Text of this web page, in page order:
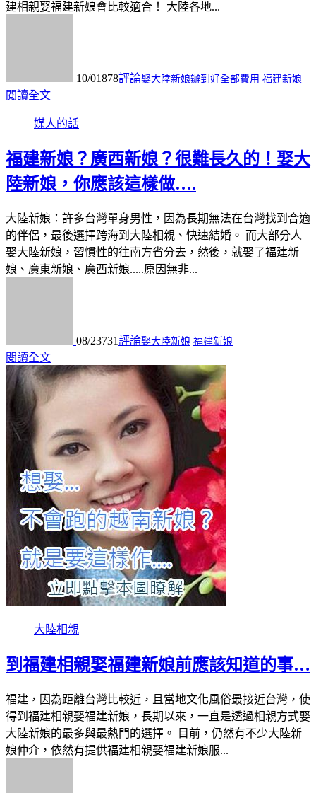
建相親娶福建新娘會比較適合！ 大陸各地...
10/01878評論娶大陸新娘辦到好全部費用 福建新娘
閱讀全文
媒人的話
福建新娘？廣西新娘？很難長久的！娶大
陸新娘，你應該這樣做….
大陸新娘：許多台灣單身男性，因為長期無法在台灣找到合適
的伴侶，最後選擇跨海到大陸相親、快速結婚。 而大部分人
娶大陸新娘，習慣性的往南方省分去，然後，就娶了福建新
娘、廣東新娘、廣西新娘.....原因無非...
08/23731評論娶大陸新娘 福建新娘
閱讀全文
大陸相親
到福建相親娶福建新娘前應該知道的事…
福建，因為距離台灣比較近，且當地文化風俗最接近台灣，使
得到福建相親娶福建新娘，長期以來，一直是透過相親方式娶
大陸新娘的最多與最熱門的選擇。 目前，仍然有不少大陸新
娘仲介，依然有提供福建相親娶福建新娘服...